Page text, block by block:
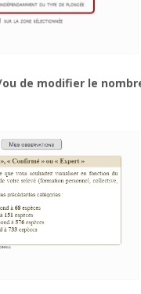
de modifier le